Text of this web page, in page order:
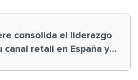
consolida el liderazgo
canal retail en España y